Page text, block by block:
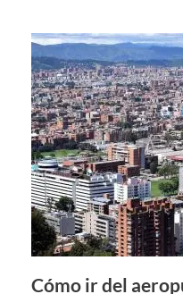
Cómo ir del